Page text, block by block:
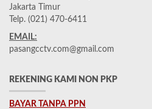
Jakarta Timur
Telp. (021) 470-6411
EMAIL:
pasangcctv.com@gmail.com
REKENING KAMI NON PKP
BAYAR TANPA PPN